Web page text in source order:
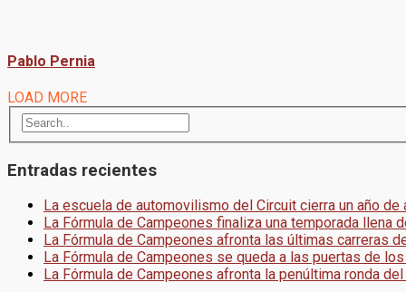
Pablo Pernia
LOAD MORE
Entradas recientes
La escuela de automovilismo del Circuit cierra un año
La Fórmula de Campeones finaliza una temporada llena
La Fórmula de Campeones afronta las últimas carreras
La Fórmula de Campeones se queda a las puertas de
La Fórmula de Campeones afronta la penúltima ronda